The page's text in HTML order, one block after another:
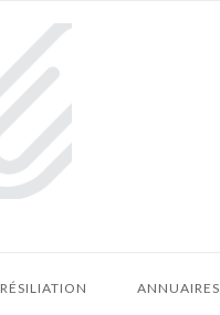
RÉSILIATION ANNUAIRES